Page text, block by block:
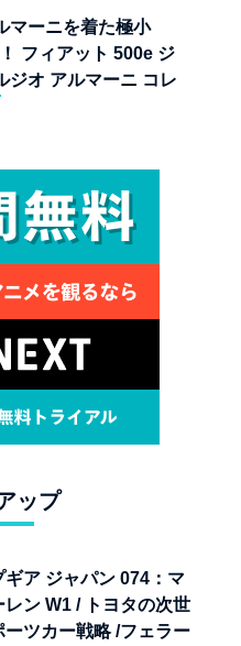
至福
マーニを着た極小
フィアット 500e ジ
ジオ アルマーニ コレ
ップ
ギア ジャパン 074：マ
レン W1 / トヨタの次世
ーツカー戦略 /フェラー